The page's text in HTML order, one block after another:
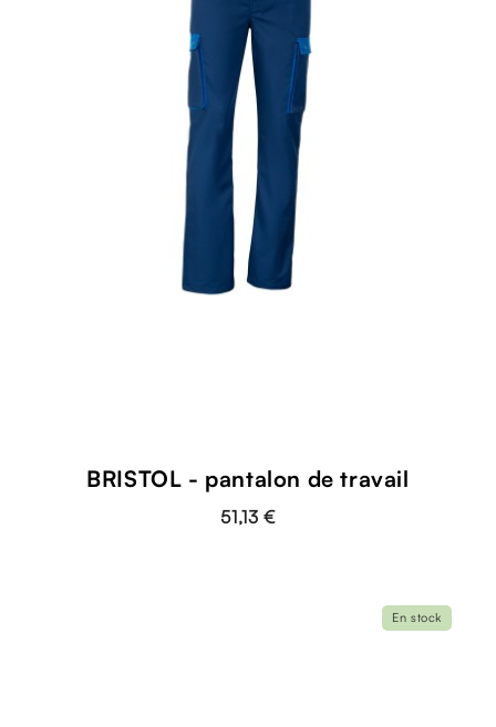
BRISTOL - pantalon de travail
51,13 €
En stock